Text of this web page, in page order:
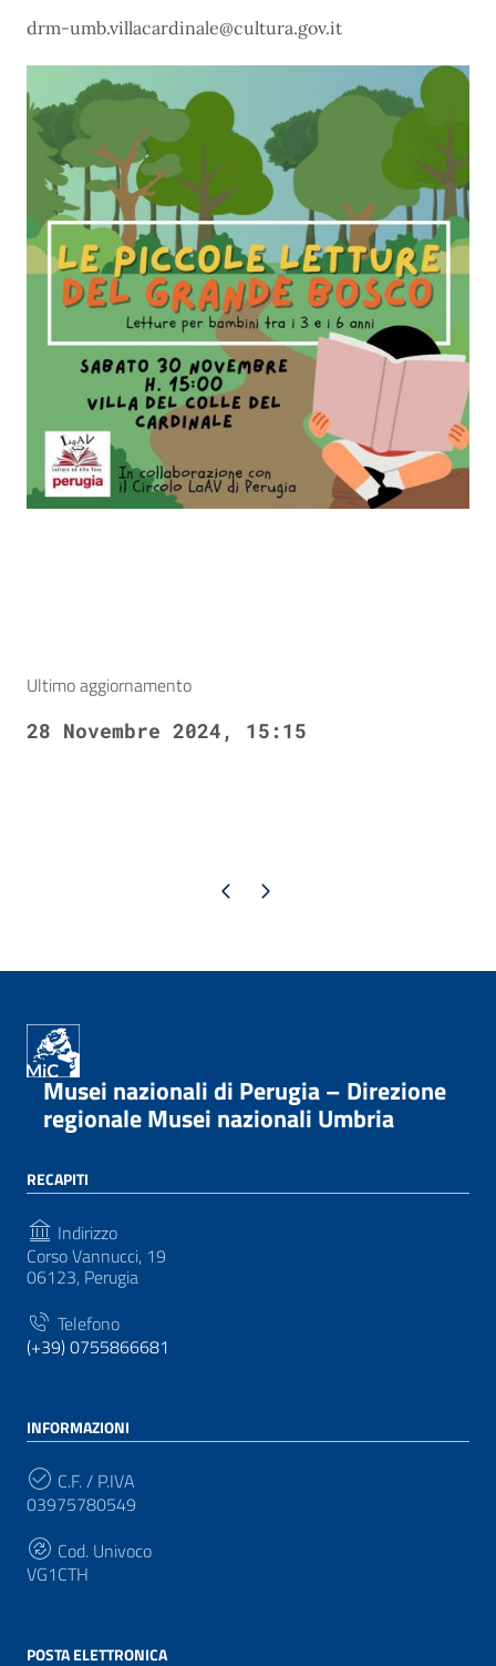
drm-umb.villacardinale@cultura.gov.it
Ultimo aggiornamento
28 Novembre 2024, 15:15
Pagina precedente
Pagina successiva
Musei nazionali di Perugia – Direzione
regionale Musei nazionali Umbria
RECAPITI
Indirizzo
Corso Vannucci, 19
06123, Perugia
Telefono
(+39) 0755866681
INFORMAZIONI
C.F. / P.IVA
03975780549
Cod. Univoco
VG1CTH
POSTA ELETTRONICA